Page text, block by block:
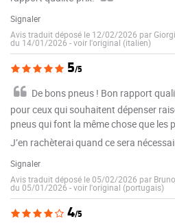
Signaler
Avis traduit déposé le 12/02/2026 par
du 14/01/2026 -voir l'original (italien)
5/5
De bons pneus ! Bon rapport
pour ceux qui souhaitent dépenser
pneus qui font la même chose que les
J’en rachèterai quand ce sera
Signaler
Avis traduit déposé le 05/02/2026 par
du 05/01/2026 -voir l'original (portugais)
4/5